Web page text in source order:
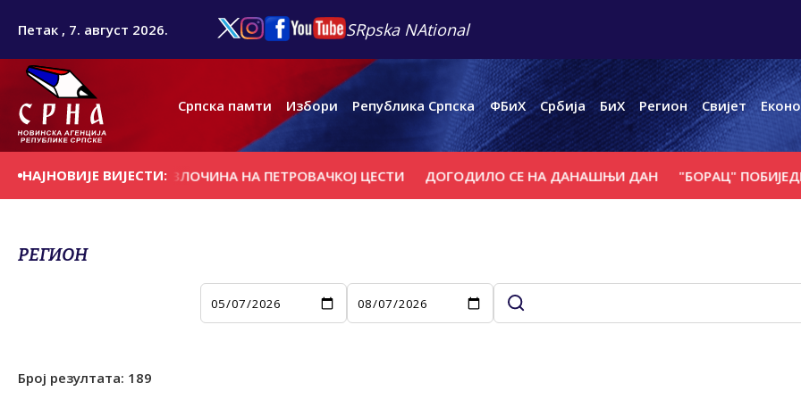
Петак , 7. август 2026. SRpska NAtional
Српска памти Избори Република Српска ФБиХ Србија БиХ Регион Свијет
НАЈНОВИЈЕ ВИЈЕСТИ:
31 ГОДИНЕ ОД ЗЛОЧИНА НА ПЕТРОВАЧКОЈ ЦЕСТИ ДОГОДИЛО СЕ НА ДАНАШЊИ ДАН "БОРАЦ" ПОБИЈЕДИО
РЕГИОН
Број резултата: 189